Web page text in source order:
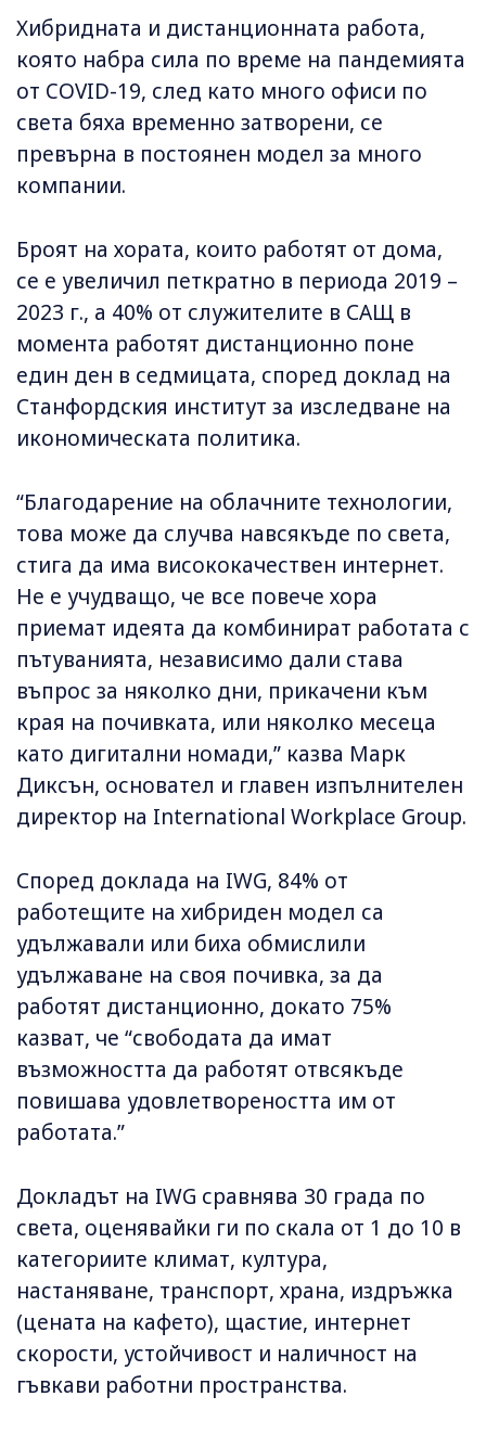
Хибридната и дистанционната работа,
която набра сила по време на пандемията
от COVID-19, след като много офиси по
света бяха временно затворени, се
превърна в постоянен модел за много
компании.
Броят на хората, които работят от дома,
се е увеличил петкратно в периода 2019 –
2023 г., а 40% от служителите в САЩ в
момента работят дистанционно поне
един ден в седмицата, според доклад на
Станфордския институт за изследване на
икономическата политика.
“Благодарение на облачните технологии,
това може да случва навсякъде по света,
стига да има висококачествен интернет.
Не е учудващо, че все повече хора
приемат идеята да комбинират работата с
пътуванията, независимо дали става
въпрос за няколко дни, прикачени към
края на почивката, или няколко месеца
като дигитални номади,” казва Марк
Диксън, основател и главен изпълнителен
директор на International Workplace Group.
Според доклада на IWG, 84% от
работещите на хибриден модел са
удължавали или биха обмислили
удължаване на своя почивка, за да
работят дистанционно, докато 75%
казват, че “свободата да имат
възможността да работят отвсякъде
повишава удовлетвореността им от
работата.”
Докладът на IWG сравнява 30 града по
света, оценявайки ги по скала от 1 до 10 в
категориите климат, култура,
настаняване, транспорт, храна, издръжка
(цената на кафето), щастие, интернет
скорости, устойчивост и наличност на
гъвкави работни пространства.